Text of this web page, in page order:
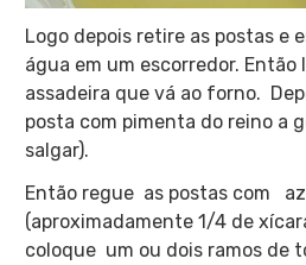
Logo depois retire as postas e
água em um escorredor. Então
assadeira que vá ao forno.
posta com pimenta do reino a
salgar).
Então regue as postas com
(aproximadamente 1/4 de
coloque um ou dois ramos de